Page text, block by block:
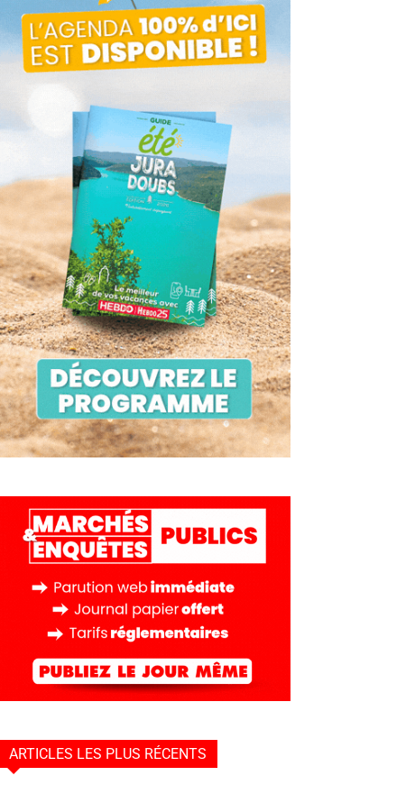
ARTICLES LES PLUS RÉCENTS